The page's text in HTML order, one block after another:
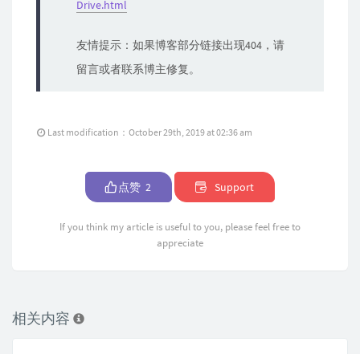
Drive.html
友情提示：如果博客部分链接出现404，请
留言或者联系博主修复。
Last modification：October 29th, 2019 at 02:36 am
点赞 2 Support
If you think my article is useful to you, please feel free to
appreciate
相关内容